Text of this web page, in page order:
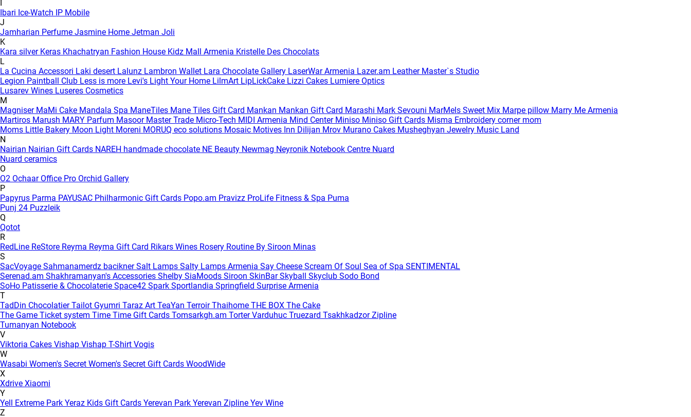
I
Ibari Ice-Watch IP Mobile
J
Jamharian Perfume Jasmine Home Jetman Joli
K
Kara silver Keras Khachatryan Fashion House Kidz Mall Armenia Kristelle Des Chocolats
L
La Cucina Accessori Laki desert Lalunz Lambron Wallet Lara Chocolate Gallery LaserWar Armenia Lazer.am Leather Master`s Studio
Legion Paintball Club Less is more Levi's Light Your Home LilmArt LipLickCake Lizzi Cakes Lumiere Optics
Lusarev Wines Luseres Cosmetics
M
Magniser MaMi Cake Mandala Spa ManeTiles Mane Tiles Gift Card Mankan Mankan Gift Card Marashi Mark Sevouni MarMels Sweet Mix Marpe pillow Marry Me Armenia
Martiros Marush MARY Parfum Masoor Master Trade Micro-Tech MIDI Armenia Mind Center Miniso Miniso Gift Cards Misma Embroidery corner mom
Moms Little Bakery Moon Light Moreni MORUQ eco solutions Mosaic Motives Inn Dilijan Mrov Murano Cakes Musheghyan Jewelry Music Land
N
Nairian Nairian Gift Cards NAREH handmade chocolate NE Beauty Newmag Neyronik Notebook Centre Nuard
Nuard ceramics
O
O2 Ochaar Office Pro Orchid Gallery
P
Papyrus Parma PAYUSAC Philharmonic Gift Cards Popo.am Pravizz ProLife Fitness & Spa Puma
Punj 24 Puzzleik
Q
Qotot
R
RedLine ReStore Reyma Reyma Gift Card Rikars Wines Rosery Routine By Siroon Minas
S
SacVoyage Sahmanamerdz baciknerSalt Lamps Salty Lamps Armenia Say Cheese Scream Of Soul Sea of Spa SENTIMENTAL
Serenad.am Shakhramanyan's Accessories Shelby SiaMoods Siroon SkinBarSkyball Skyclub Sodo Bond
SoHo Patisserie & Chocolaterie Space42 Spark Sportlandia Springfield Surprise Armenia
T
TadDin ChocolatierTailot Gyumri Taraz Art TeaYan TerroirThaihome THE BOX The Cake
The Game Ticket system Time Time Gift Cards Tomsarkgh.am Torter Varduhuc Truezard Tsakhkadzor Zipline
Tumanyan Notebook
V
Viktoria Cakes Vishap Vishap T-Shirt Vogis
W
Wasabi Women's Secret Women's Secret Gift Cards WoodWide
X
Xdrive Xiaomi
Y
Yell Extreme Park Yeraz Kids Gift Cards Yerevan Park Yerevan Zipline Yev Wine
Z